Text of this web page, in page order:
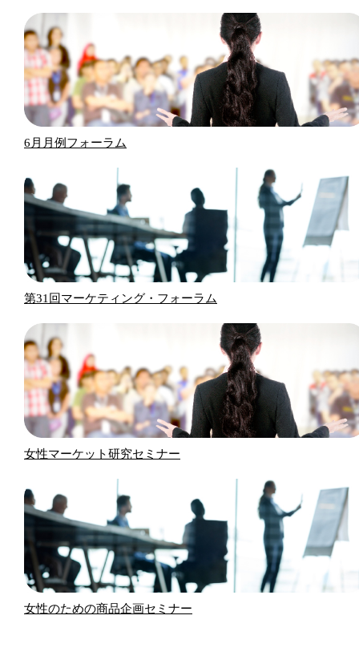
6月月例フォーラム
第31回マーケティング・フォーラム
女性マーケット研究セミナー
女性のための商品企画セミナー